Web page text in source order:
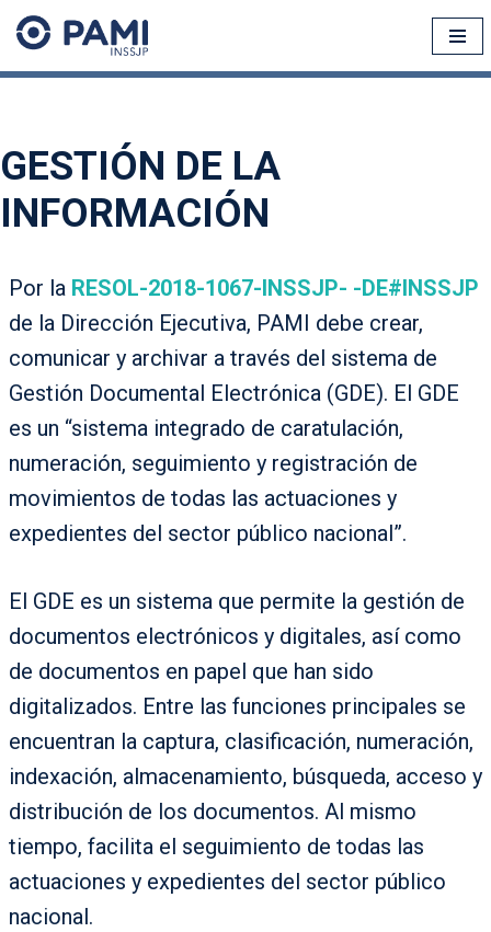
GESTIÓN DE LA
INFORMACIÓN
Por la RESOL-2018-1067-INSSJP- -DE#INSSJP
de la Dirección Ejecutiva, PAMI debe crear,
comunicar y archivar a través del sistema de
Gestión Documental Electrónica (GDE). El GDE
es un “sistema integrado de caratulación,
numeración, seguimiento y registración de
movimientos de todas las actuaciones y
expedientes del sector público nacional”.
El GDE es un sistema que permite la gestión de
documentos electrónicos y digitales, así como
de documentos en papel que han sido
digitalizados. Entre las funciones principales se
encuentran la captura, clasificación, numeración,
indexación, almacenamiento, búsqueda, acceso y
distribución de los documentos. Al mismo
tiempo, facilita el seguimiento de todas las
actuaciones y expedientes del sector público
nacional.